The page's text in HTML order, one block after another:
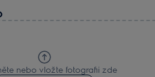
nebo vložte fotografii zde